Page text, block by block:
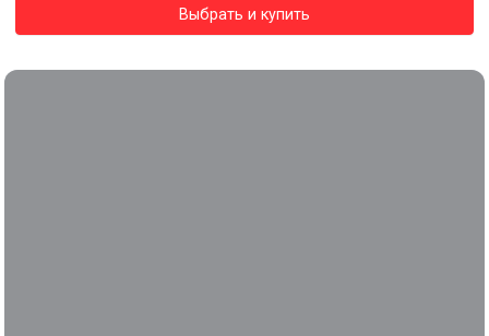
Выбрать и купить